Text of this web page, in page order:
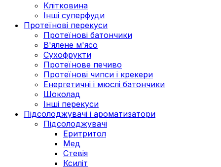
Клітковина
Інші суперфуди
Протеїнові перекуси
Протеїнові батончики
В'ялене м'ясо
Сухофрукти
Протеїнове печиво
Протеїнові чипси і крекери
Енергетичні і мюслі батончики
Шоколад
Інші перекуси
Підсолоджувачі і ароматизатори
Підсолоджувачі
Еритритол
Мед
Стевія
Ксиліт